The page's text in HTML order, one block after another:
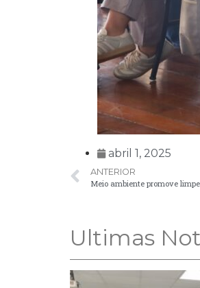
abril 1, 2025
ANTERIOR
Meio ambiente promove
Ultimas